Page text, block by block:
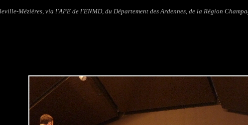
Mézières, via l'APE de l'ENMD, du Département des Ardennes, de la Région